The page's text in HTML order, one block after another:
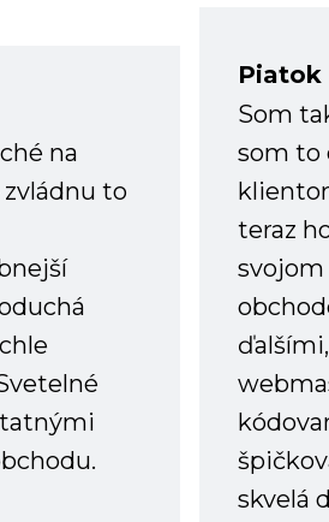
na
zvládnu to
Piatok
Som
som to
teraz
skvelá